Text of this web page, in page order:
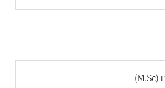
(M.Sc)